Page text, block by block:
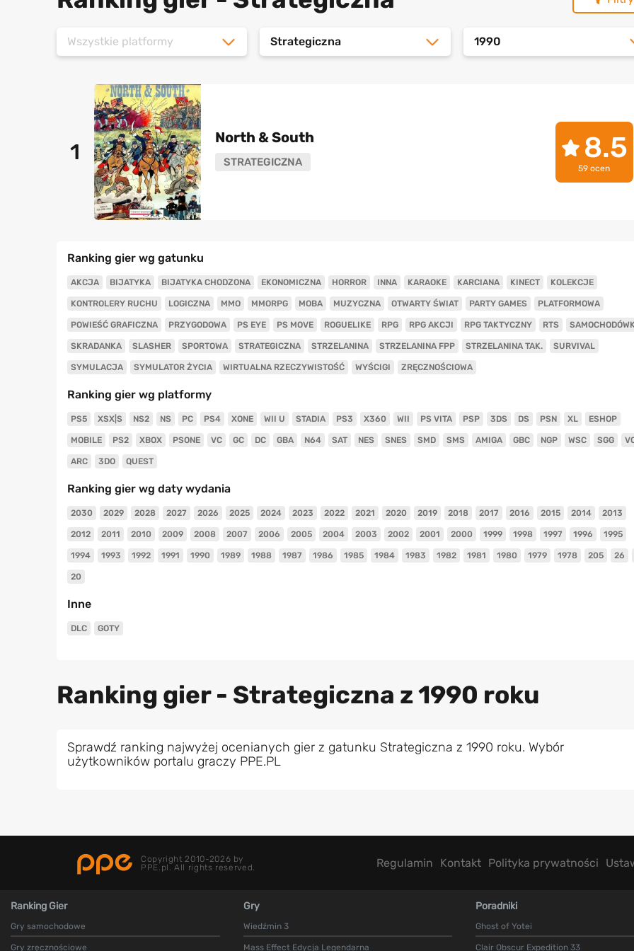
Wszystkie platformy Strategiczna 1990
1
North & South
STRATEGICZNA 8.5
59 ocen
Ranking gier wg gatunku
AKCJA BIJATYKA BIJATYKA CHODZONA EKONOMICZNA HORROR INNA KARAOKE KARCIANA KINECT KOLEKCJE
KONTROLERY RUCHU LOGICZNA MMO MMORPG MOBA MUZYCZNA OTWARTY ŚWIAT PARTY GAMES PLATFORMOWA
POWIEŚĆ GRAFICZNA PRZYGODOWA PS EYE PS MOVE ROGUELIKE RPG RPG AKCJI RPG TAKTYCZNY RTS
SKRADANKA SLASHER SPORTOWA STRATEGICZNA STRZELANINA STRZELANINA FPP STRZELANINA TAK. SURVIVAL
SYMULACJA SYMULATOR ŻYCIA WIRTUALNA RZECZYWISTOŚĆ WYŚCIGI ZRĘCZNOŚCIOWA
Ranking gier wg platformy
PS5 XSX|S NS2 NS PC PS4 XONE WII U STADIA PS3 X360 WII PS VITA PSP 3DS DS PSN XL ESHOP
MOBILE PS2 XBOX PSONE VC GC DC GBA N64 SAT NES SNES SMD SMS AMIGA GBC NGP WSC SGG
ARC 3DO QUEST
Ranking gier wg daty wydania
2030 2029 2028 2027 2026 2025 2024 2023 2022 2021 2020 2019 2018 2017 2016 2015 2014 2013
2012 2011 2010 2009 2008 2007 2006 2005 2004 2003 2002 2001 2000 1999 1998 1997 1996 1995
1994 1993 1992 1991 1990 1989 1988 1987 1986 1985 1984 1983 1982 1981 1980 1979 1978 205 26
20
Inne
DLC GOTY
Ranking gier - Strategiczna z 1990 roku
Sprawdź ranking najwyżej ocenianych gier z gatunku Strategiczna z 1990 roku. Wybór
użytkowników portalu graczy PPE.PL
Copyright 2010-2026 by
PPE.pl. All rights reserved.
Regulamin Kontakt Polityka prywatności
Ranking Gier
Gry samochodowe
Gry zręcznościowe
Gry
Wiedźmin 3
Mass Effect Edycja Legendarna
Poradniki
Ghost of Yotei
Clair Obscur Expedition 33